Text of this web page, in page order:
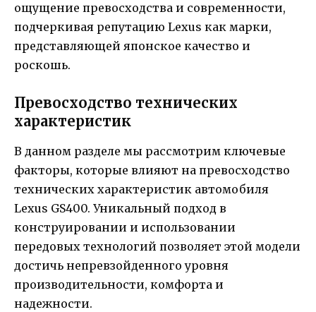
ощущение превосходства и современности,
подчеркивая репутацию Lexus как марки,
представляющей японское качество и
роскошь.
Превосходство технических
характеристик
В данном разделе мы рассмотрим ключевые
факторы, которые влияют на превосходство
технических характеристик автомобиля
Lexus GS400. Уникальный подход в
конструировании и использовании
передовых технологий позволяет этой модели
достичь непревзойденного уровня
производительности, комфорта и
надежности.